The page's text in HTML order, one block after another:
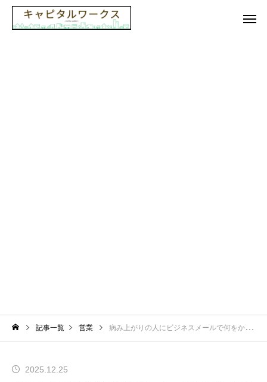
記事一覧 営業 病み上がりの人にビジネスメールで何をかける？快復を気遣うメッセージ例
2025.12.25